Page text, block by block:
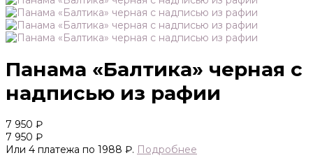
Панама «Балтика» черная с
надписью из рафии
7 950 ₽
7 950 ₽
Или 4 платежа по 1988 ₽. Подробнее